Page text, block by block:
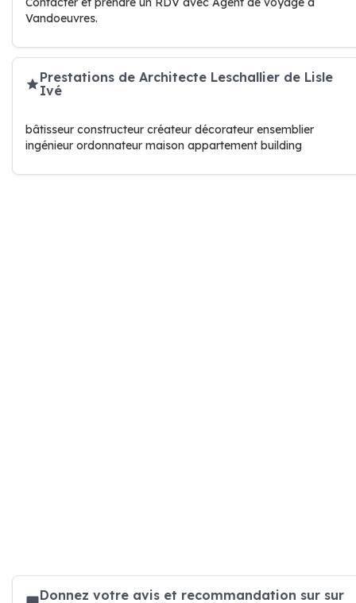
Vandoeuvres.
Prestations de Architecte Leschallier de Lisle
Ivé
bâtisseur constructeur créateur décorateur ensemblier
ingénieur ordonnateur maison appartement building
Donnez votre avis et recommandation sur sur